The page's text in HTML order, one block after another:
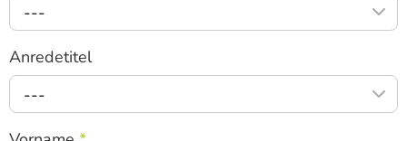
---
Anredetitel
---